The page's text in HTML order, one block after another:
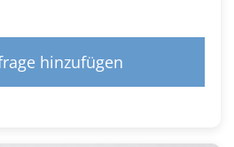
hinzufügen